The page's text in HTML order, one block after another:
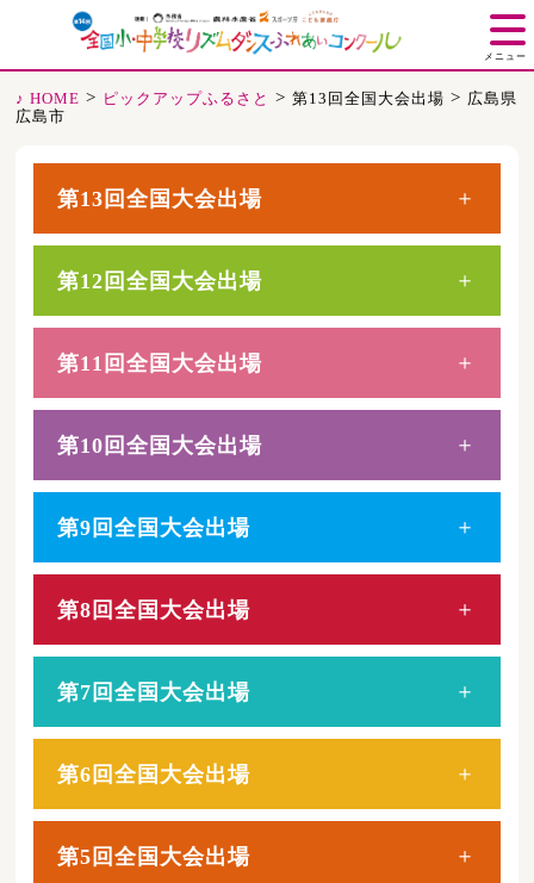
メニュー
♪ HOME > ピックアップふるさと >第13回全国大会出場 > 広島県
広島市
第13回全国大会出場
第12回全国大会出場
第11回全国大会出場
第10回全国大会出場
第9回全国大会出場
第8回全国大会出場
第7回全国大会出場
第6回全国大会出場
第5回全国大会出場